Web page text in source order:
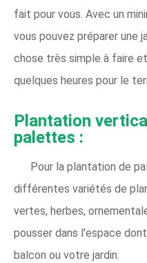
fait pour vous. Avec un
vous pouvez préparer une
chose très simple à faire
quelques heures pour le
Plantation
palettes :
Pour la plantation de
différentes variétés de
vertes, herbes,
pousser dans l'espace
balcon ou votre jardin.